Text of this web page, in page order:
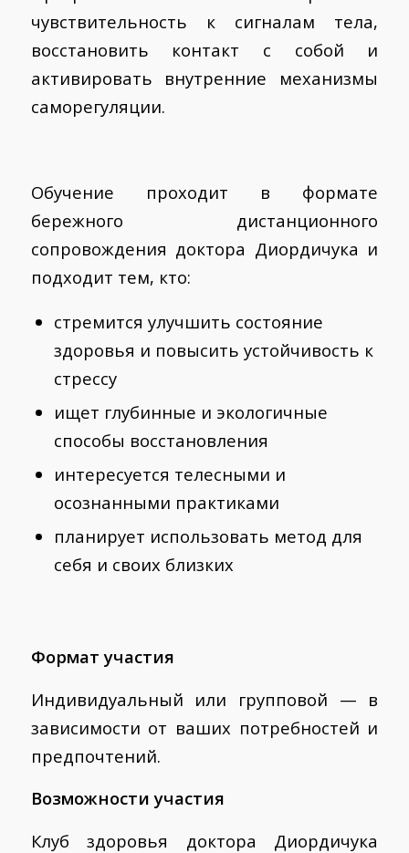
чувствительность к сигналам тела,
восстановить контакт с собой и
активировать внутренние механизмы
саморегуляции.
Обучение проходит в формате
бережного дистанционного
сопровождения доктора Диордичука и
подходит тем, кто:
стремится улучшить состояние
здоровья и повысить устойчивость к
стрессу
ищет глубинные и экологичные
способы восстановления
интересуется телесными и
осознанными практиками
планирует использовать метод для
себя и своих близких
Формат участия
Индивидуальный или групповой — в
зависимости от ваших потребностей и
предпочтений.
Возможности участия
Клуб здоровья доктора Диордичука